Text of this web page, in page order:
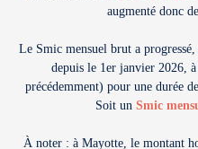
augmenté donc de
Le Smic mensuel brut a
depuis le 1er janvier 2026, à
précédemment) pour une durée
Soit un Smic
À noter : à Mayotte, le montant